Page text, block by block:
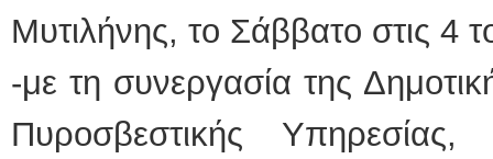
Μυτιλήνης, το Σάββατο στις 4
-με τη συνεργασία της
Πυροσβεστικής